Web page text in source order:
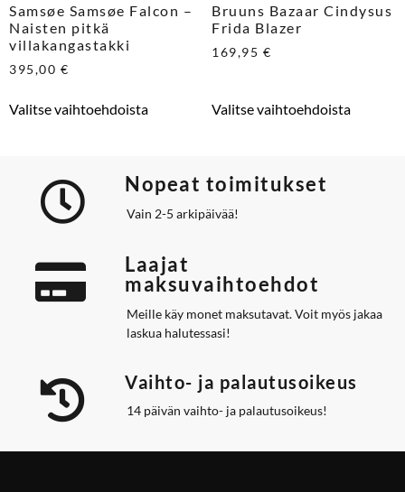
Samsøe Samsøe Falcon –
Naisten pitkä
villakangastakki
395,00 €
Valitse vaihtoehdoista
Bruuns Bazaar Cindysus
Frida Blazer
169,95 €
Valitse vaihtoehdoista
Nopeat toimitukset
Vain 2-5 arkipäivää!
Laajat
maksuvaihtoehdot
Meille käy monet maksutavat. Voit myös jakaa
laskua halutessasi!
Vaihto- ja palautusoikeus
14 päivän vaihto- ja palautusoikeus!